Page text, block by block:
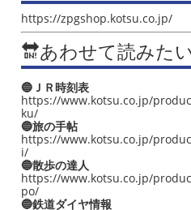
https://zpgshop.kotsu.co.jp/
🔛あわせて読みた
🔵ＪＲ時刻表
https://www.kotsu.co.jp/
ku/
🔵旅の手帖
https://www.kotsu.co.jp/
i/
🔵散歩の達人
https://www.kotsu.co.jp/
po/
🔵鉄道ダイヤ情報